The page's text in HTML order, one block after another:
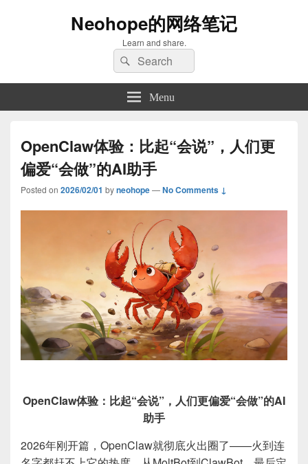
Neohope的网络笔记
Learn and share.
Search
for:
Search
Menu
OpenClaw体验：比起“会说”，人们更
偏爱“会做”的AI助手
Posted on 2026/02/01 byneohope—No Comments ↓
OpenClaw体验：比起“会说”，人们更偏爱“会做”的AI
助手
2026年刚开篇，OpenClaw就彻底火出圈了——火到连